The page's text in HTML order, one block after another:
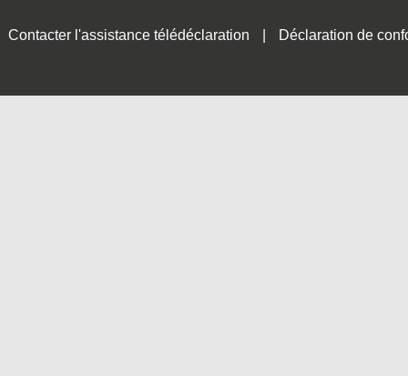
Contacter l'assistance télédéclaration Déclaration de